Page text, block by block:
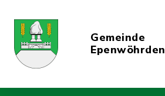
Gemeinde
Epenwöhrden